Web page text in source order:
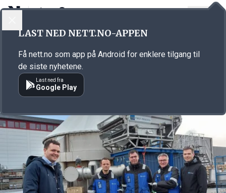
Annonsørinnhold
LAST NED NETT.NO-APPEN
Få nett.no som app på Android for enklere tilgang til
de siste nyhetene.
Last ned fra
Google Play